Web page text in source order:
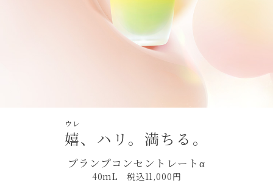
嬉
ウレ
、ハリ。満ちる。
プランプコンセントレートα
40mL 税込11,000円